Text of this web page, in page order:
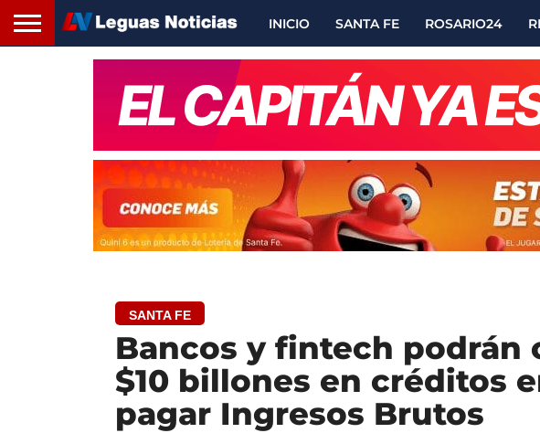
INICIO SANTA FE ROSARIO24
SANTA FE
Bancos y fintech podrán
$10 billones en créditos
pagar Ingresos Brutos